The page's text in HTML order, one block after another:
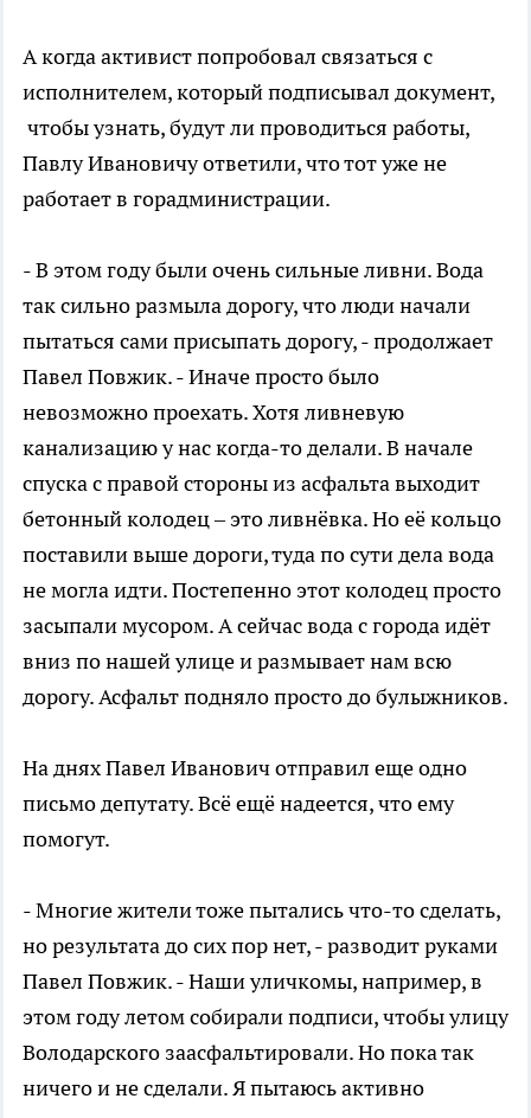
А когда активист попробовал связаться с
исполнителем, который подписывал документ,
чтобы узнать, будут ли проводиться работы,
Павлу Ивановичу ответили, что тот уже не
работает в горадминистрации.
- В этом году были очень сильные ливни. Вода
так сильно размыла дорогу, что люди начали
пытаться сами присыпать дорогу, - продолжает
Павел Повжик. - Иначе просто было
невозможно проехать. Хотя ливневую
канализацию у нас когда-то делали. В начале
спуска с правой стороны из асфальта выходит
бетонный колодец – это ливнёвка. Но её кольцо
поставили выше дороги, туда по сути дела вода
не могла идти. Постепенно этот колодец просто
засыпали мусором. А сейчас вода с города идёт
вниз по нашей улице и размывает нам всю
дорогу. Асфальт подняло просто до булыжников.
На днях Павел Иванович отправил еще одно
письмо депутату. Всё ещё надеется, что ему
помогут.
- Многие жители тоже пытались что-то сделать,
но результата до сих пор нет, - разводит руками
Павел Повжик. - Наши уличкомы, например, в
этом году летом собирали подписи, чтобы улицу
Володарского заасфальтировали. Но пока так
ничего и не сделали. Я пытаюсь активно